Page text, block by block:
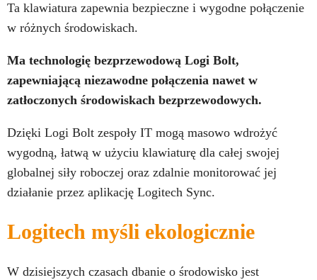
Ta klawiatura zapewnia bezpieczne i wygodne połączenie
w różnych środowiskach.
Ma technologię bezprzewodową Logi Bolt,
zapewniającą niezawodne połączenia nawet w
zatłoczonych środowiskach bezprzewodowych.
Dzięki Logi Bolt zespoły IT mogą masowo wdrożyć
wygodną, łatwą w użyciu klawiaturę dla całej swojej
globalnej siły roboczej oraz zdalnie monitorować jej
działanie przez aplikację Logitech Sync.
Logitech myśli ekologicznie
W dzisiejszych czasach dbanie o środowisko jest